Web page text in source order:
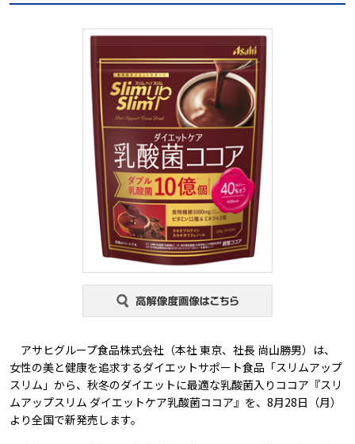
アサヒグループ食品株式会社（本社 東京、社長 尚山勝男）は、
女性の美と健康を追求するダイエットサポート食品「スリムアップ
スリム」から、秋冬のダイエットに最適な乳酸菌入りココア『スリ
ムアップスリム ダイエットケア乳酸菌ココア』を、8月28日（月）
より全国で新発売します。